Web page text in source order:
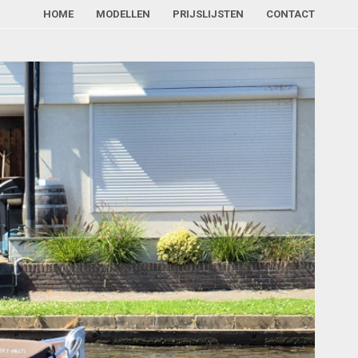
HOME MODELLEN PRIJSLIJSTEN CONTACT